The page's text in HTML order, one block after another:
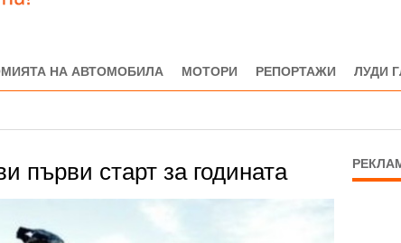
НА АВТОМОБИЛА МОТОРИ РЕПОРТАЖИ ЛУДИ
първи старт за годината